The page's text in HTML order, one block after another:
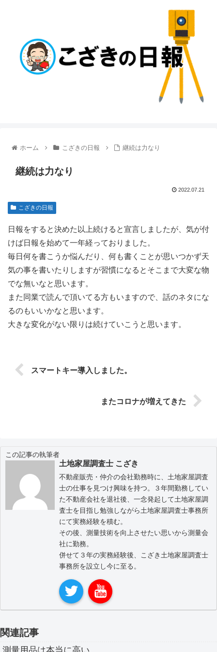
ホーム こざきの日報 継続は力なり
継続は力なり
2022.07.21
こざきの日報
日報をすると決めた以上続けると宣言しましたが、気が付
けば日報を始めて一年経っておりました。
毎日何を書こうか悩んだり、何も書くことが思いつかず天
気の事を書いたりしますが習慣になるとそこまで大変な物
でな無いなと思います。
また同業で読んで頂いてる方もいますので、話のネタにな
るのもいいかなと思います。
大きな変化がない限りは続けていこうと思います。
スマートキー導入しました。
またコロナが増えてきた
この記事の執筆者
土地家屋調査士 こざき
不動産販売・仲介の会社勤務時に、土地家屋調査
士の仕事を見つけ興味を持つ。３年間勤務してい
た不動産会社を退社後、一念発起して土地家屋調
査士を目指し勉強しながら土地家屋調査士事務所
にて実務経験を積む。
その後、測量技術を向上させたい思いから測量会
社に勤務。
併せて３年の実務経験後、こざき土地家屋調査士
事務所を設立し今に至る。
関連記事